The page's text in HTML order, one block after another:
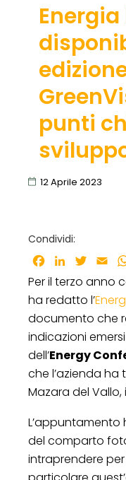
punti
12 Aprile 2023
Condividi:
Facebook
LinkedIn
Per il terzo anno
ha redatto l’
documento che
indicazioni
dell’Energy
che l’azienda
Mazara del
L’appuntamento
del comparto
intraprendere